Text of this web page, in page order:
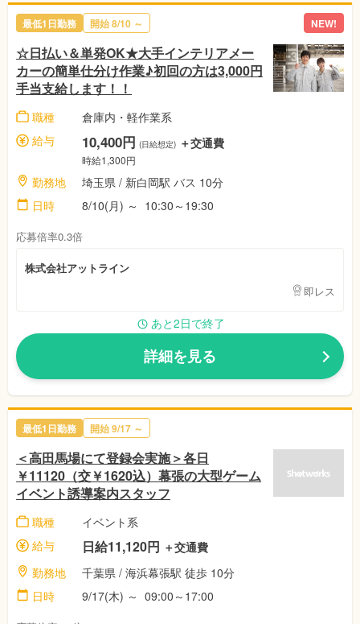
最低1日勤務 開始 8/10 ～ NEW!
☆日払い＆単発OK★大手インテリアメー
カーの簡単仕分け作業♪初回の方は3,000円
手当支給します！！
職種
倉庫内・軽作業系
給与
10,400円 (日給想定) ＋交通費
時給1,300円
勤務地
埼玉県 / 新白岡駅 バス 10分
日時
8/10(月) ～ 10:30～19:30
応募倍率0.3倍
株式会社アットライン
即レス
あと2日で終了
詳細を見る
最低1日勤務 開始 9/17 ～
＜高田馬場にて登録会実施＞各日
￥11120（交￥1620込）幕張の大型ゲーム
イベント誘導案内スタッフ
職種
イベント系
給与
日給11,120円 ＋交通費
勤務地
千葉県 / 海浜幕張駅 徒歩 10分
日時
9/17(木) ～ 09:00～17:00